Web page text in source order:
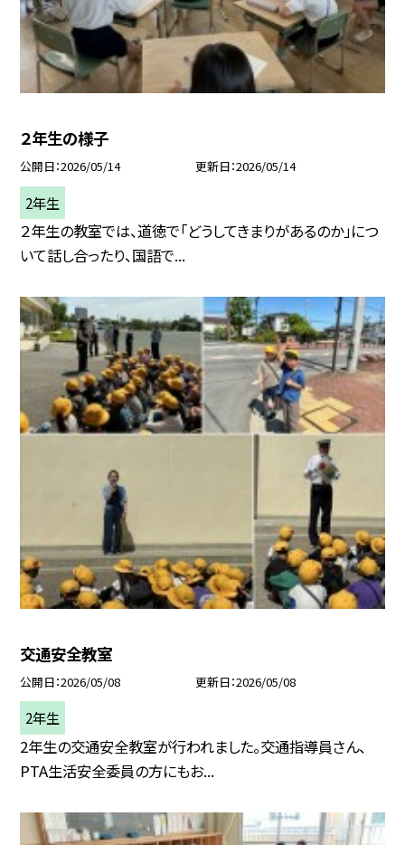
２年生の様子
公開日 2026/05/14 更新日 2026/05/14
2年生
２年生の教室では、道徳で「どうしてきまりがあるのか」につ
いて話し合ったり、国語で...
交通安全教室
公開日 2026/05/08 更新日 2026/05/08
2年生
2年生の交通安全教室が行われました。交通指導員さん、
PTA生活安全委員の方にもお...